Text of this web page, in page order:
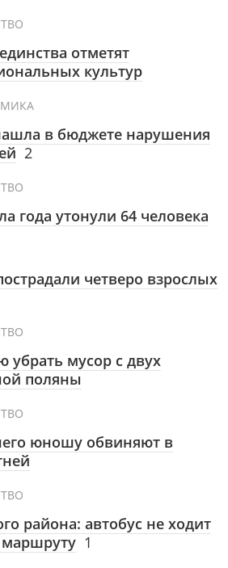
отметят
культур
в бюджете нарушения
2
года утонули 64 человека
четверо взрослых
убрать мусор с двух
поляны
юношу обвиняют в
района: автобус не ходит
1